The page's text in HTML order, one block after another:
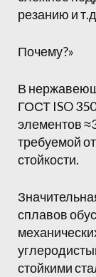
резанию и
Почему?»
В
ГОСТ ISO
элементов
требуемой
стойкости.
сплавов
стойкими